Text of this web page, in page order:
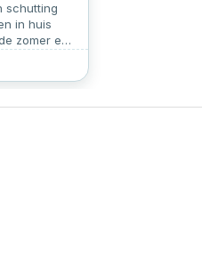
schutting
in huis
zomer en
hier
een hek te